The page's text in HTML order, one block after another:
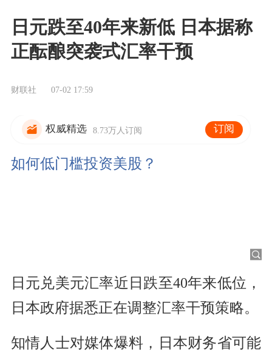
日元跌至40年来新低 日本据称
正酝酿突袭式汇率干预
财联社 07-02 17:59
权威精选 8.73万人订阅 订阅
如何低门槛投资美股？
日元兑美元汇率近日跌至40年来低位，
日本政府据悉正在调整汇率干预策略。
知情人士对媒体爆料，日本财务省可能